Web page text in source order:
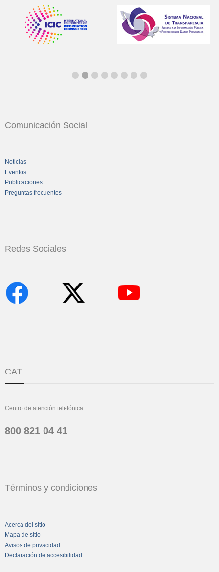
Comunicación Social
Noticias
Eventos
Publicaciones
Preguntas frecuentes
Redes Sociales
CAT
Centro de atención telefónica
800 821 04 41
Términos y condiciones
Acerca del sitio
Mapa de sitio
Avisos de privacidad
Declaración de accesibilidad